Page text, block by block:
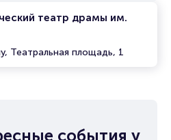
театр драмы им.
Театральная площадь, 1
события у